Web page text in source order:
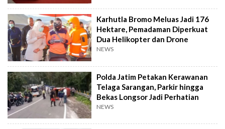
Karhutla Bromo Meluas Jadi 176
Hektare, Pemadaman Diperkuat
Dua Helikopter dan Drone
NEWS
Polda Jatim Petakan Kerawanan
Telaga Sarangan, Parkir hingga
Bekas Longsor Jadi Perhatian
NEWS